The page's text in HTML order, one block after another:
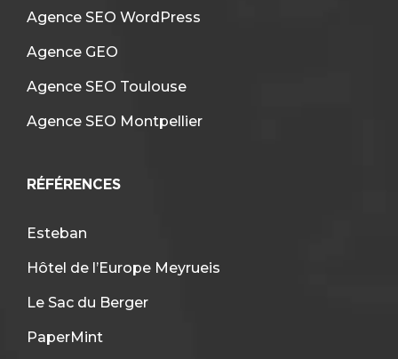
Agence SEO WordPress
Agence GEO
Agence SEO Toulouse
Agence SEO Montpellier
RÉFÉRENCES
Esteban
Hôtel de l’Europe Meyrueis
Le Sac du Berger
PaperMint